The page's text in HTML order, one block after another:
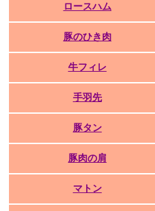
ロースハム
豚のひき肉
牛フィレ
手羽先
豚タン
豚肉の肩
マトン